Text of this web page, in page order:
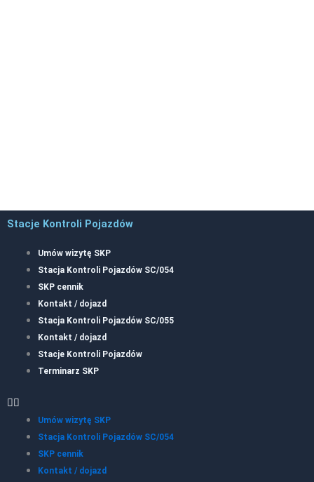
Stacje Kontroli Pojazdów
Umów wizytę SKP
Stacja Kontroli Pojazdów SC/054
SKP cennik
Kontakt / dojazd
Stacja Kontroli Pojazdów SC/055
Kontakt / dojazd
Stacje Kontroli Pojazdów
Terminarz SKP
Umów wizytę SKP
Stacja Kontroli Pojazdów SC/054
SKP cennik
Kontakt / dojazd